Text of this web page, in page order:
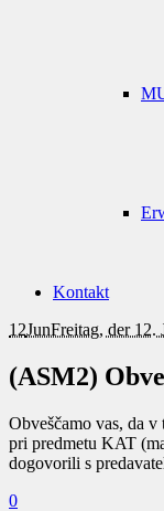
Kontakt
12JunFreitag, der 12.
(ASM2)
Obveščamo vas, da
pri predmetu KAT
dogovorili s
0